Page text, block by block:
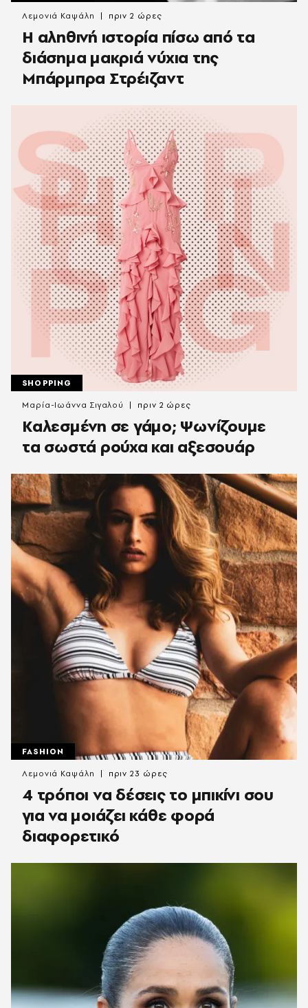
Η αληθινή ιστορία πίσω από τα
διάσημα μακριά νύχια της
Μπάρμπρα Στρέιζαντ
Λεμονιά Καψάλη πριν 2 ώρες
SHOPPING
Καλεσμένη σε γάμο; Ψωνίζουμε
τα σωστά ρούχα και αξεσουάρ
Μαρία-Ιωάννα Σιγαλού πριν 2 ώρες
FASHION
4 τρόποι να δέσεις το μπικίνι σου
για να μοιάζει κάθε φορά
διαφορετικό
Λεμονιά Καψάλη πριν 23 ώρες